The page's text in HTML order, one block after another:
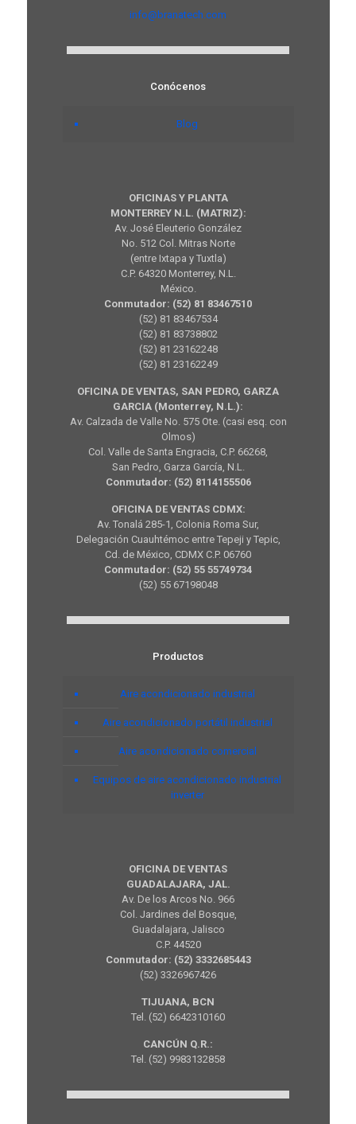
info@branatech.com
Conócenos
Blog
OFICINAS Y PLANTA
MONTERREY N.L. (MATRIZ):
Av. José Eleuterio González
No. 512 Col. Mitras Norte
(entre Ixtapa y Tuxtla)
C.P. 64320 Monterrey, N.L.
México.
Conmutador: (52) 81 83467510
(52) 81 83467534
(52) 81 83738802
(52) 81 23162248
(52) 81 23162249
OFICINA DE VENTAS, SAN PEDRO, GARZA
GARCIA (Monterrey, N.L.):
Av. Calzada de Valle No. 575 Ote. (casi esq. con
Olmos)
Col. Valle de Santa Engracia, C.P. 66268,
San Pedro, Garza García, N.L.
Conmutador: (52) 8114155506
OFICINA DE VENTAS CDMX:
Av. Tonalá 285-1, Colonia Roma Sur,
Delegación Cuauhtémoc entre Tepeji y Tepic,
Cd. de México, CDMX C.P. 06760
Conmutador: (52) 55 55749734
(52) 55 67198048
Productos
Aire acondicionado industrial
Aire acondicionado portátil industrial
Aire acondicionado comercial
Equipos de aire acondicionado industrial
inverter
OFICINA DE VENTAS
GUADALAJARA, JAL.
Av. De los Arcos No. 966
Col. Jardines del Bosque,
Guadalajara, Jalisco
C.P. 44520
Conmutador: (52) 3332685443
(52) 3326967426
TIJUANA, BCN
Tel. (52) 6642310160
CANCÚN Q.R.:
Tel. (52) 9983132858